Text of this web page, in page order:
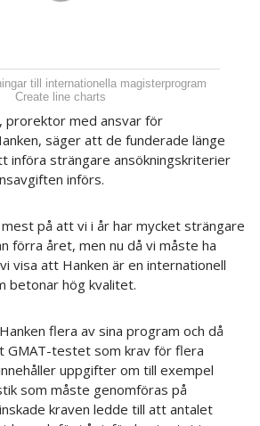
till internationella magisterprogram
Create line charts
, prorektor med ansvar för
säger att de funderade länge
införa strängare ansökningskriterier
införs.
på att vi i år har mycket strängare
förra året, men nu då vi måste ha
visa att Hanken är en internationell
betonar hög kvalitet.
flera av sina program och då
GMAT-testet som krav för flera
uppgifter om till exempel
som måste genomföras på
kraven ledde till att antalet